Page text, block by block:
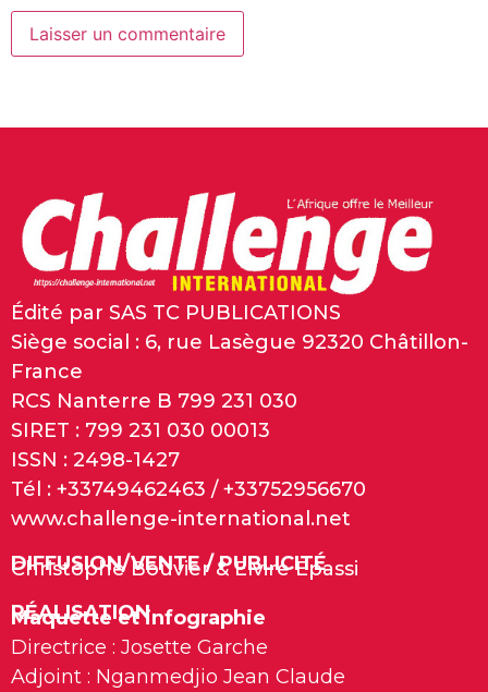
Édité par SAS TC PUBLICATIONS
Siège social : 6, rue Lasègue 92320 Châtillon-
France
RCS Nanterre B 799 231 030
SIRET : 799 231 030 00013
ISSN : 2498-1427
Tél : +33749462463 / +33752956670
www.challenge-international.net
DIFFUSION/VENTE / PUBLICITÉ
Christophe Bouvier & Elvire Epassi
RÉALISATION
Maquette et infographie
Directrice : Josette Garche
Adjoint : Nganmedjio Jean Claude